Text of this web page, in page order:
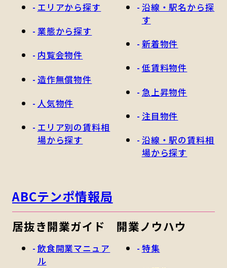
エリアから探す
業態から探す
内覧会物件
造作無償物件
人気物件
エリア別の賃料相
場から探す
沿線・駅名から探
す
新着物件
低賃料物件
急上昇物件
注目物件
沿線・駅の賃料相
場から探す
ABCテンポ情報局
居抜き開業ガイド
飲食開業マニュア
ル
開業ノウハウ
特集